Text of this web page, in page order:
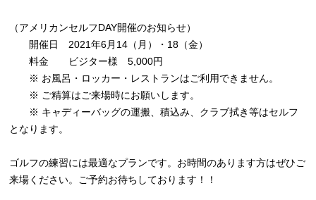
（アメリカンセルフDAY開催のお知らせ）
開催日 2021年6月14（月）・18（金）
料金 ビジター様 5,000円
※ お風呂・ロッカー・レストランはご利用できません。
※ ご精算はご来場時にお願いします。
※ キャディーバッグの運搬、積込み、クラブ拭き等はセルフ
となります。
ゴルフの練習には最適なプランです。お時間のあります方はぜひご
来場ください。ご予約お待ちしております！！